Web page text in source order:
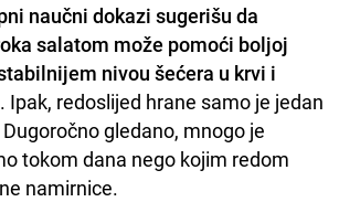
naučni dokazi sugerišu da
salatom može pomoći boljoj
nivou šećera u krvi i
. Ipak, redoslijed hrane samo je jedan
gledano, mnogo je
tokom dana nego kojim redom
namirnice.